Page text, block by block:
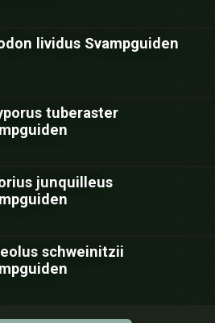
lividus Svampguiden
tuberaster
junquilleus
schweinitzii